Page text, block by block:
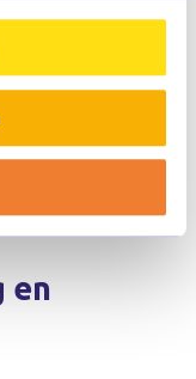
en